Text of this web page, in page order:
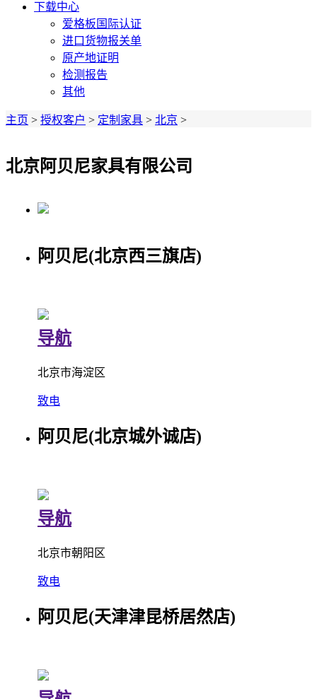
下载中心
爱格板国际认证
进口货物报关单
原产地证明
检测报告
其他
主页 > 授权客户 > 定制家具 > 北京 >
北京阿贝尼家具有限公司
阿贝尼(北京西三旗店)
导航
北京市海淀区
致电
阿贝尼(北京城外诚店)
导航
北京市朝阳区
致电
阿贝尼(天津津昆桥居然店)